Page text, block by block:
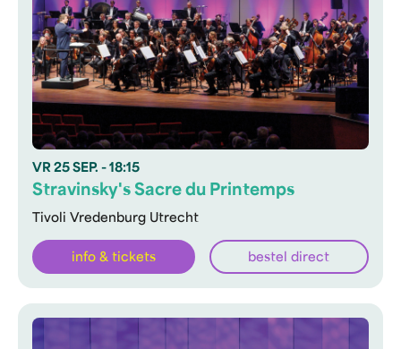
VR 25 SEP. - 18:15
Tivoli Vredenburg Utrecht
Stravinsky's Sacre du Printemps
info & tickets bestel direct